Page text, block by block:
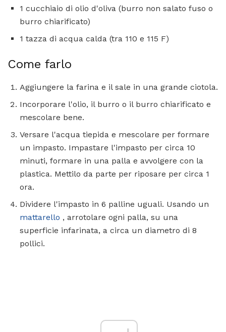
1 cucchiaio di olio d'oliva (burro non salato fuso o
burro chiarificato)
1 tazza di acqua calda (tra 110 e 115 F)
Come farlo
Aggiungere la farina e il sale in una grande ciotola.
Incorporare l'olio, il burro o il burro chiarificato e
mescolare bene.
Versare l'acqua tiepida e mescolare per formare
un impasto. Impastare l'impasto per circa 10
minuti, formare in una palla e avvolgere con la
plastica. Mettilo da parte per riposare per circa 1
ora.
Dividere l'impasto in 6 palline uguali. Usando un
mattarello , arrotolare ogni palla, su una
superficie infarinata, a circa un diametro di 8
pollici.